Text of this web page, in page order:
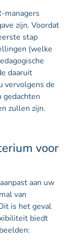
managers
zijn. Voordat
stap
(welke
daaruit
vervolgens de
zullen zijn.
voor
aan uw
van
is het geval
biedt